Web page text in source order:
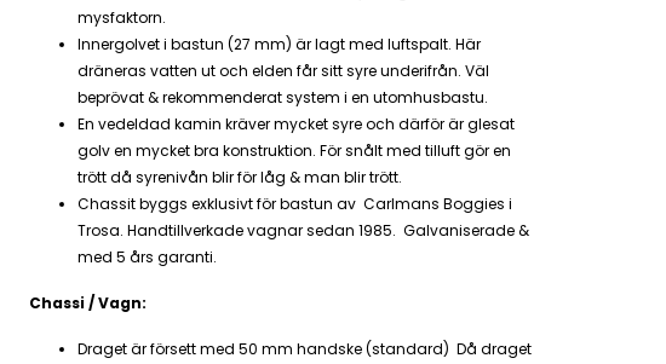
mysfaktorn.
Innergolvet i bastun (27 mm) är lagt med luftspalt. Här
dräneras vatten ut och elden får sitt syre underifrån. Väl
beprövat & rekommenderat system i en utomhusbastu.
En vedeldad kamin kräver mycket syre och därför är glesat
golv en mycket bra konstruktion. För snålt med tilluft gör en
trött då syrenivån blir för låg & man blir trött.
Chassit byggs exklusivt för bastun av Carlmans Boggies i
Trosa. Handtillverkade vagnar sedan 1985. Galvaniserade &
med 5 års garanti.
Chassi / Vagn:
Draget är försett med 50 mm handske (standard) Då draget